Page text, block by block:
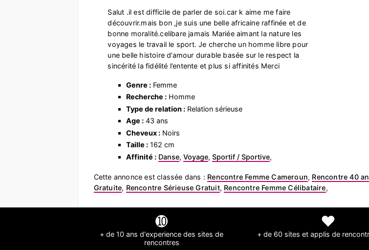
Salut .il est difficile de parler de soi.car k aime me faire
découvrir.mais bon ,je suis une belle africaine raffinée et de
bonne moralité.celibare jamais Mariée aimant la nature les
voyages le travail le sport. Je cherche un homme libre pour
une belle histoire d’amour durable basée sur le respect la
sincérité la fidélité l’entente et plus si affinités Merci
Genre :Femme
Recherche :Homme
Type de relation :Relation sérieuse
Age :43 ans
Cheveux :Noirs
Taille :162 cm
Affinité : Danse, Voyage, Sportif / Sportive,
Cette annonce est classée dans : Rencontre Femme Cameroun, Rencontre 40
Gratuite, Rencontre Sérieuse Gratuit, Rencontre Femme Célibataire,
➓
+ de 10 ans d'experience des sites de
rencontres
❤
+ de 60 sites et applis de